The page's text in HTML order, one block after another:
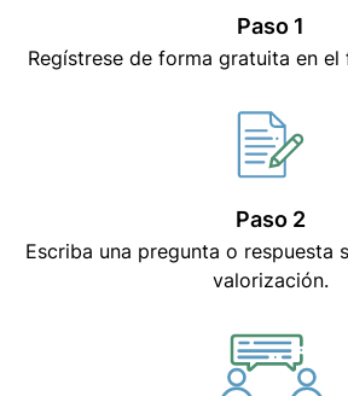
Paso 1
Regístrese de forma gratuita en el
Paso 2
Escriba una pregunta o respuesta
valorización.